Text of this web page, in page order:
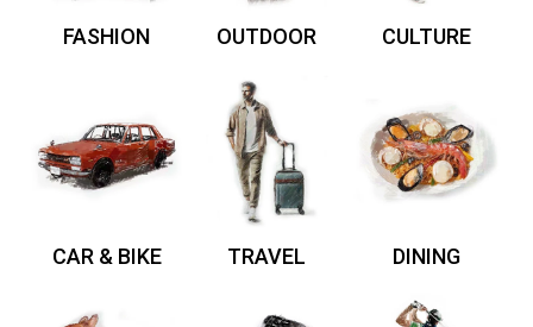
FASHION OUTDOOR CULTURE
CAR & BIKE TRAVEL DINING